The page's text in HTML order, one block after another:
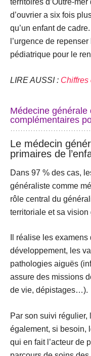
territoires d’Outre-
d’ouvrier a six fois
qu’un enfant de
l’urgence de
pédiatrique pour le
LIRE AUSSI : Chiffres
Médecine
complémentaires
Le médecin
primaires de
Dans 97 % des cas,
généraliste comme
rôle central du
territoriale et sa
Il réalise les examens
développement, les
pathologies aiguës
assure des missions
de vie, dépistages…).
Par son suivi
également, si besoin,
qui en fait l’acteur de